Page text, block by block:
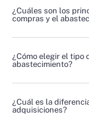
¿Cuáles son los
compras y el
¿Cómo elegir el tipo
abastecimiento?
¿Cuál es la
adquisiciones?